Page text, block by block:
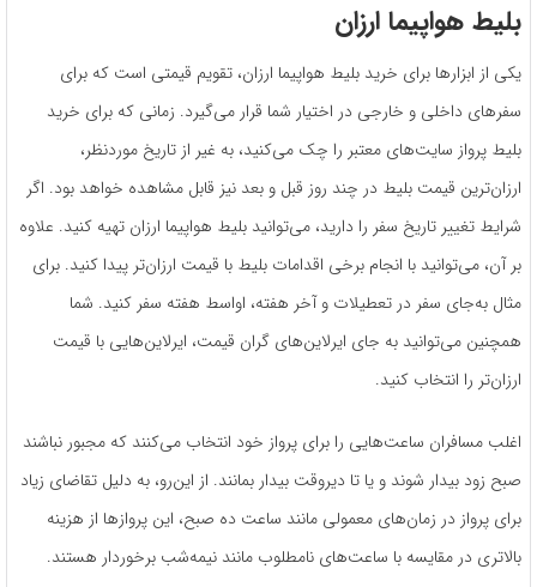
بلیط هواپیما ارزان
یکی از ابزارها برای خرید بلیط هواپیما ارزان، تقویم قیمتی است که برای
سفرهای داخلی و خارجی در اختیار شما قرار می‌گیرد. زمانی که برای خرید
بلیط پرواز سایت‌های معتبر را چک می‌کنید، به غیر از تاریخ موردنظر،
ارزان‌ترین قیمت بلیط در چند روز قبل و بعد نیز قابل مشاهده خواهد بود. اگر
شرایط تغییر تاریخ سفر را دارید، می‌توانید بلیط هواپیما ارزان تهیه کنید. علاوه
بر آن، می‌توانید با انجام برخی اقدامات بلیط با قیمت ارزان‌تر پیدا کنید. برای
مثال به‌جای سفر در تعطیلات و آخر هفته، اواسط هفته سفر کنید. شما
همچنین می‌توانید به جای ایرلاین‌های گران قیمت، ایرلاین‌هایی با قیمت
ارزان‌تر را انتخاب کنید.
اغلب مسافران ساعت‌هایی را برای پرواز خود انتخاب می‌کنند که مجبور نباشند
صبح زود بیدار شوند و یا تا دیروقت بیدار بمانند. از این‌رو، به دلیل تقاضای زیاد
برای پرواز در زمان‌های معمولی مانند ساعت ده صبح، این پروازها از هزینه
بالاتری در مقایسه با ساعت‌های نامطلوب مانند نیمه‌شب برخوردار هستند.